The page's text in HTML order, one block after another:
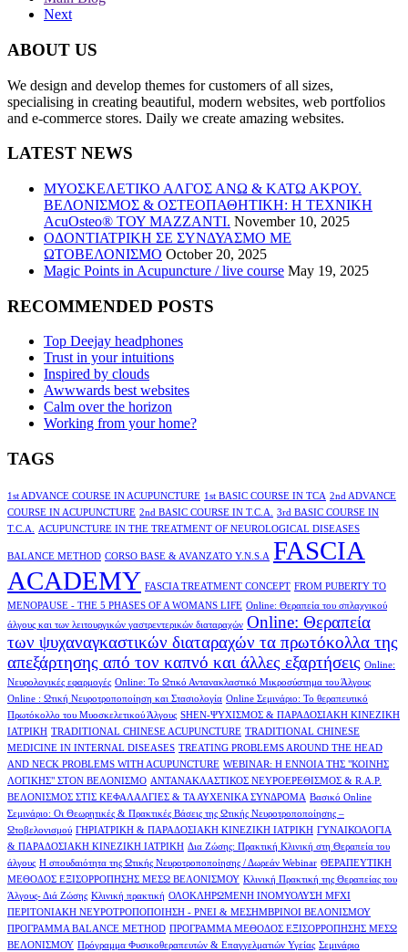
Next
ABOUT US
We design and develop themes for customers of all sizes,
specialising in creating beautiful, modern websites, web portfolios
and e-commerce stores. Daily we create amazing websites.
LATEST NEWS
ΜΥΟΣΚΕΛΕΤΙΚΟ ΑΛΓΟΣ ΑΝΩ & ΚΑΤΩ ΑΚΡΟΥ.
ΒΕΛΟΝΙΣΜΟΣ & ΟΣΤΕΟΠΑΘΗΤΙΚΗ: Η ΤΕΧΝΙΚΗ
AcuOsteo® ΤΟΥ MAZZANTI. November 10, 2025
ΟΔΟΝΤΙΑΤΡΙΚΗ ΣΕ ΣΥΝΔΥΑΣΜΟ ΜΕ
ΩΤΟΒΕΛΟΝΙΣΜΟ October 20, 2025
Magic Points in Acupuncture / live course May 19, 2025
RECOMMENDED POSTS
Top Deejay headphones
Trust in your intuitions
Inspired by clouds
Awwwards best websites
Calm over the horizon
Working from your home?
TAGS
1st ADVANCE COURSE IN ACUPUNCTURE 1st BASIC COURSE IN TCA 2nd ADVANCE
COURSE IN ACUPUNCTURE 2nd BASIC COURSE IN T.C.A.
3rd BASIC COURSE IN
T.C.A.
ACUPUNCTURE IN THE TREATMENT OF NEUROLOGICAL DISEASES
BALANCE METHOD CORSO BASE & AVANZATO Y.N.S.A FASCIA
ACADEMY FASCIA TREATMENT CONCEPT FROM PUBERTY TO
MENOPAUSE - THE 5 PHASES OF A WOMANS LIFE Online: Θεραπεία του σπλαχνικού
άλγους και των λειτουργικών γαστρεντερικών διαταραχών Online: Θεραπεία
των ψυχαναγκαστικών διαταραχών τα πρωτόκολλα της
απεξάρτησης από τον καπνό και άλλες εξαρτήσεις Online:
Νευρολογικές εφαρμογές Online: Το Ωτικό Αντανακλαστικό Μικροσύστημα του Άλγους
Online : Ωτική Νευροτροποποίηση και Στασιολογία Online Σεμινάριο: Το θεραπευτικό
Πρωτόκολλο του Μυοσκελετικού Άλγους SHEN-ΨΥΧΙΣΜΟΣ & ΠΑΡΑΔΟΣΙΑΚΗ ΚΙΝΕΖΙΚΗ
ΙΑΤΡΙΚΗ TRADITIONAL CHINESE ACUPUNCTURE TRADITIONAL CHINESE
MEDICINE IN INTERNAL DISEASES TREATING PROBLEMS AROUND THE HEAD
AND NECK PROBLEMS WITH ACUPUNCTURE WEBINAR: Η ΕΝΝΟΙΑ ΤΗΣ "ΚΟΙΝΗΣ
ΛΟΓΙΚΗΣ" ΣΤΟΝ ΒΕΛΟΝΙΣΜΟ ΑΝΤΑΝΑΚΛΑΣΤΙΚΟΣ ΝΕΥΡΟΕΡΕΘΙΣΜΟΣ & R.A.P.
ΒΕΛΟΝΙΣΜΟΣ ΣΤΙΣ ΚΕΦΑΛΑΛΓΙΕΣ & ΤΑ ΑΥΧΕΝΙΚΑ ΣΥΝΔΡΟΜΑ Βασικό Online
Σεμινάριο: Οι Θεωρητικές & Πρακτικές Βάσεις της Ωτικής Νευροτροποποίησης –
Ωτοβελονισμού ΓΗΡΙΑΤΡΙΚΗ & ΠΑΡΑΔΟΣΙΑΚΗ ΚΙΝΕΖΙΚΗ ΙΑΤΡΙΚΗ ΓΥΝΑΙΚΟΛΟΓΙΑ
& ΠΑΡΑΔΟΣΙΑΚΗ ΚΙΝΕΖΙΚΗ ΙΑΤΡΙΚΗ Δια Ζώσης: Πρακτική Κλινική στη Θεραπεία του
άλγους Η σπουδαιότητα της Ωτικής Νευροτροποποίησης / Δωρεάν Webinar ΘΕΡΑΠΕΥΤΙΚΗ
ΜΕΘΟΔΟΣ ΕΞΙΣΟΡΡΟΠΗΣΗΣ ΜΕΣΩ ΒΕΛΟΝΙΣΜΟΥ Κλινική Πρακτική της Θεραπείας του
Άλγους- Διά Ζώσης Κλινική πρακτική ΟΛΟΚΛΗΡΩΜΕΝΗ ΙΝΟΜΥΟΛΥΣΗ MFXI
ΠΕΡΙΤΟΝΙΑΚΗ ΝΕΥΡΟΤΡΟΠΟΠΟΙΗΣΗ - PNEI & ΜΕΣΗΜΒΡΙΝΟI ΒΕΛΟΝΙΣΜΟΥ
ΠΡΟΓΡΑΜΜΑ BALANCE METHOD ΠΡΟΓΡΑΜΜΑ ΜΕΘΟΔΟΣ ΕΞΙΣΟΡΡΟΠΗΣΗΣ ΜΕΣΩ
ΒΕΛΟΝΙΣΜΟΥ Πρόγραμμα Φυσικοθεραπευτών & Επαγγελματιών Υγείας Σεμινάριο